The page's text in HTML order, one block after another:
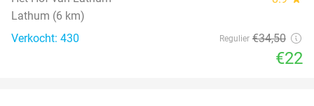
Lathum (6 km)
Verkocht: 430
Regulier €34,50
€22